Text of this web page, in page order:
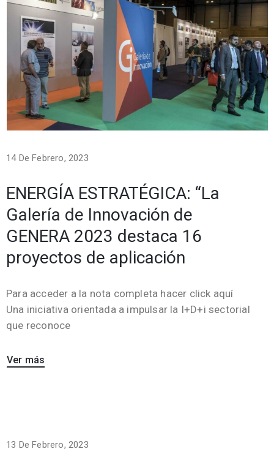
14 De Febrero, 2023
ENERGÍA ESTRATÉGICA: “La
Galería de Innovación de
GENERA 2023 destaca 16
proyectos de aplicación
Para acceder a la nota completa hacer click aquí
Una iniciativa orientada a impulsar la I+D+i sectorial
que reconoce
Ver más
13 De Febrero, 2023